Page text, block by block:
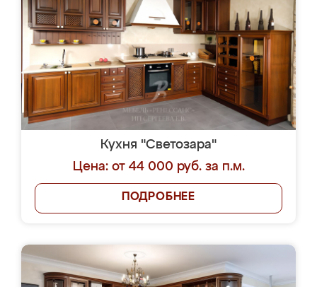
Кухня "Светозара"
Цена: от 44 000 руб. за п.м.
ПОДРОБНЕЕ